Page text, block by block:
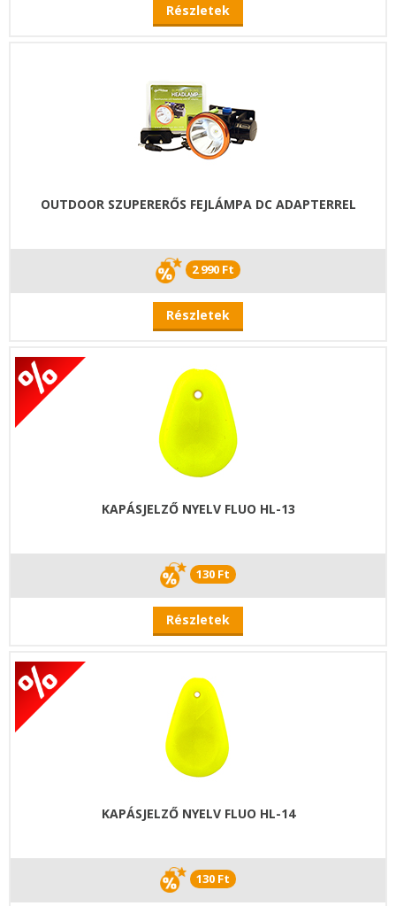
Részletek
OUTDOOR SZUPERERŐS FEJLÁMPA DC ADAPTERREL
2 990 Ft
Részletek
KAPÁSJELZŐ NYELV FLUO HL-13
130 Ft
Részletek
KAPÁSJELZŐ NYELV FLUO HL-14
130 Ft